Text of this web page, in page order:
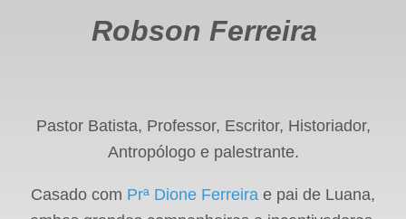
Robson Ferreira
Pastor Batista, Professor, Escritor, Historiador,
Antropólogo e palestrante.
Casado com Prª Dione Ferreira e pai de Luana,